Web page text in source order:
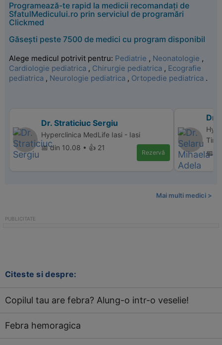
Programează-te rapid la medicii recomandați de
SfatulMedicului.ro prin serviciul de programări
Clickmed
Găsești peste 7500 de medici cu program disponibil
Alege medicul potrivit pentru: Pediatrie , Neonatologie ,
Cardiologie pediatrica , Chirurgie pediatrica , Ecografie
pediatrica , Neurologie pediatrica , Ortopedie pediatrica .
Dr. Straticiuc Sergiu
Hyperclinica MedLife Iasi - Iasi
📅 din 10.08 • 👍 21
Rezervă
Dr.
📅
Mai multi medici >
Citeste si despre:
Copilul tau are febra? Alung-o intr-o veselie!
Febra hemoragica